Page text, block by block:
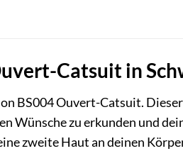
Catsuit in
BS004 Ouvert-Catsuit.
Wünsche zu erkunden und
zweite Haut an deinen